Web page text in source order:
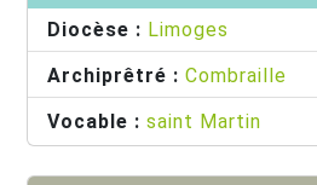
Diocèse : Limoges
Archiprêtré : Combraille
Vocable : saint Martin